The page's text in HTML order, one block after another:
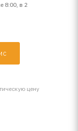
8:00, в 2
цену